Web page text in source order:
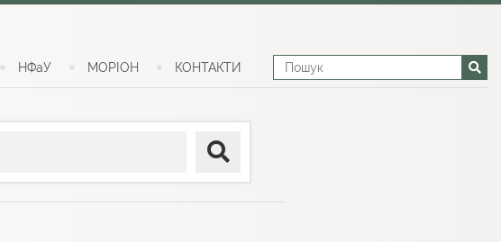
НФаУ МОРІОН КОНТАКТИ